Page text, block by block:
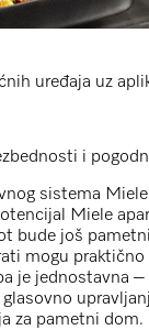
uređaja uz
i
sistema
Miele
bude još
mogu praktično
je jednostavna
za pametni dom.